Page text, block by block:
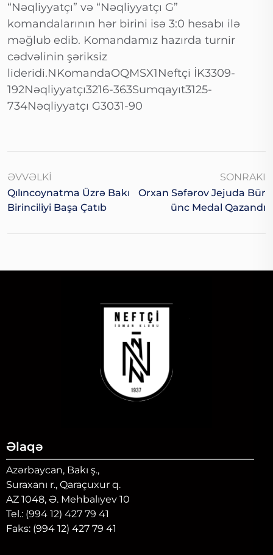
“Nəqliyyatçı” və “Nəqliyyatçı G”
komandalarının hər birini isə 3:0 hesabı ilə
məğlub edib. Komandamız hazırda turnir
cədvəlinin şəriksiz
lideridi.NKomandaOQMSX1Neftçi İK3309-
192Nəqliyyatçı3216-363Sumqayıt3125-
734Nəqliyyatçı G3031-90
ƏVVƏLKI
Qılıncoynatma Üzrə Bakı
Birinciliyi Başa Çatıb
SONRAKI
Orxan Səfərov Jejuda Bür
Ünc Medal Qazandı
Əlaqə
Azərbaycan, Bakı ş.,
Suraxanı r., Qaraçuxur q.
AZ 1048, Ə. Mehbalıyev 10
Tel.: (994 12) 427 79 41
Faks: (994 12) 427 79 41